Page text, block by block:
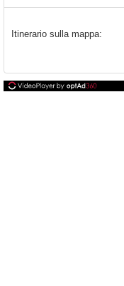
Itinerario sulla mappa: